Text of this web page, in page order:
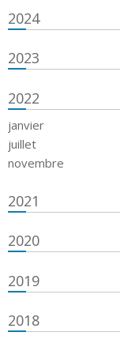
2024
2023
2022
janvier
juillet
novembre
2021
2020
2019
2018